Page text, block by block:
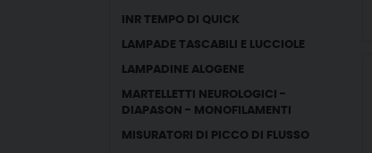
INR TEMPO DI QUICK
LAMPADE TASCABILI E LUCCIOLE
LAMPADINE ALOGENE
MARTELLETTI NEUROLOGICI -
DIAPASON - MONOFILAMENTI
MISURATORI DI PICCO DI FLUSSO